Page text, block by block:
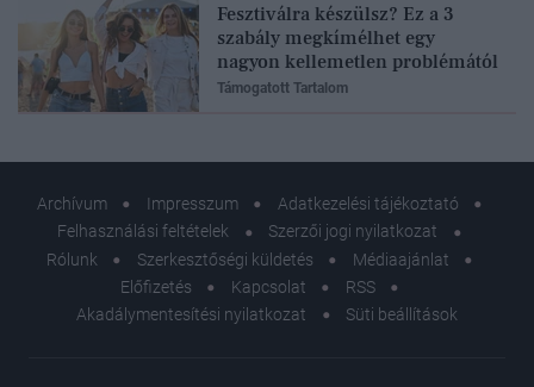
Fesztiválra készülsz? Ez a 3
szabály megkímélhet egy
nagyon kellemetlen problémától
Támogatott Tartalom
Archívum Impresszum
Adatkezelési tájékoztató
Felhasználási feltételek
Szerzői jogi nyilatkozat
Rólunk
Szerkesztőségi küldetés
Médiaajánlat
Előfizetés
Kapcsolat
RSS
Akadálymentesítési nyilatkozat
Süti beállítások